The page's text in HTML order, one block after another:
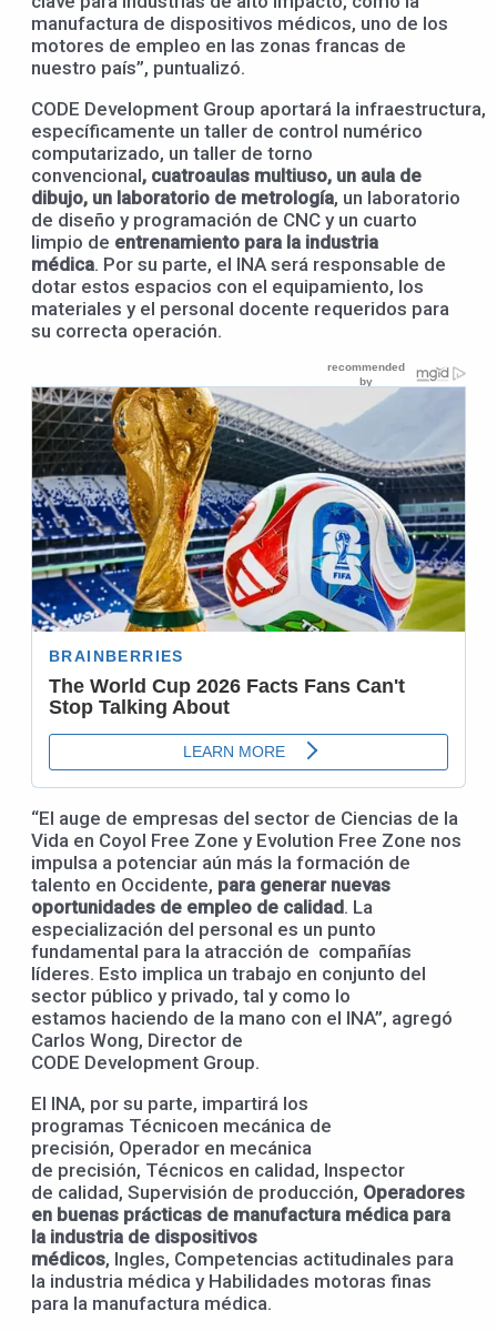
manufactura de dispositivos médicos, uno de los
motores de empleo en las zonas francas de
nuestro país”, puntualizó.
CODE Development Group aportará la infraestructura,
específicamente un taller de control numérico
computarizado, un taller de torno
convencional, cuatroaulas multiuso, un aula de
dibujo, un laboratorio de metrología, un laboratorio
de diseño y programación de CNC y un cuarto
limpio de entrenamiento para la industria
médica. Por su parte, el INA será responsable de
dotar estos espacios con el equipamiento, los
materiales y el personal docente requeridos para
su correcta operación.
“El auge de empresas del sector de Ciencias de la
Vida en Coyol Free Zone y Evolution Free Zone nos
impulsa a potenciar aún más la formación de
talento en Occidente, para generar nuevas
oportunidades de empleo de calidad. La
especialización del personal es un punto
fundamental para la atracción de compañías
líderes. Esto implica un trabajo en conjunto del
sector público y privado, tal y como lo
estamos haciendo de la mano con el INA”, agregó
Carlos Wong, Director de
CODE Development Group.
El INA, por su parte, impartirá los
programas Técnicoen mecánica de
precisión, Operador en mecánica
de precisión, Técnicos en calidad, Inspector
de calidad, Supervisión de producción, Operadores
en buenas prácticas de manufactura médica para
la industria de dispositivos
médicos, Ingles, Competencias actitudinales para
la industria médica y Habilidades motoras finas
para la manufactura médica.